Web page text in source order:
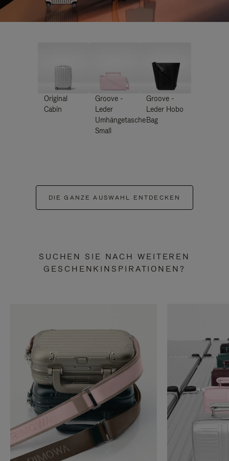
Original
Cabin
Groove -
Leder
Umhängetasche
Small
Groove -
Leder Hobo
Bag
DIE GANZE AUSWAHL ENTDECKEN
SUCHEN SIE NACH WEITEREN
GESCHENKINSPIRATIONEN?